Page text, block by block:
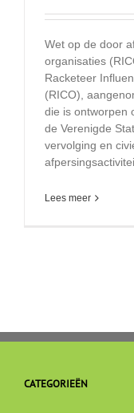
Wet op de door
organisaties
Racketeer
(RICO),
die is ontworpen
de Verenigde
vervolging en
Lees meer
CATEGORIEËN